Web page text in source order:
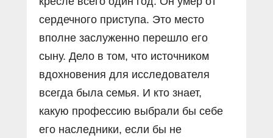
сердечного приступа. Это место
вполне заслуженно перешло его
сыну. Дело в том, что источником
вдохновения для исследователя
всегда была семья. И кто знает,
какую профессию выбрали бы себе
его наследники, если бы не